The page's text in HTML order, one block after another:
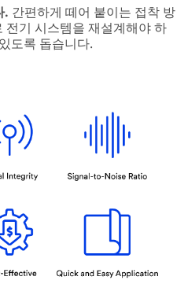
. 간편하게 떼어 붙이는 접착 방
기 시스템을 재설계해야 하
도록 돕습니다.